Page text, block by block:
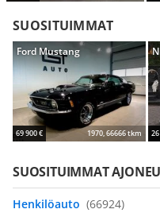
SUOSITUIMMAT
Ford Mustang
69 900 € 1970, 66666 tkm
SUOSITUIMMAT
(66924)